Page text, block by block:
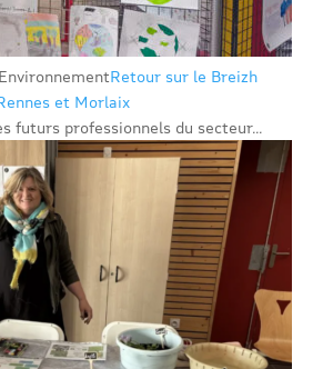
Retour sur le Breizh
et Morlaix
futurs professionnels du secteur...